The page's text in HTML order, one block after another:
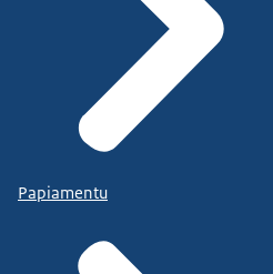
Papiamentu